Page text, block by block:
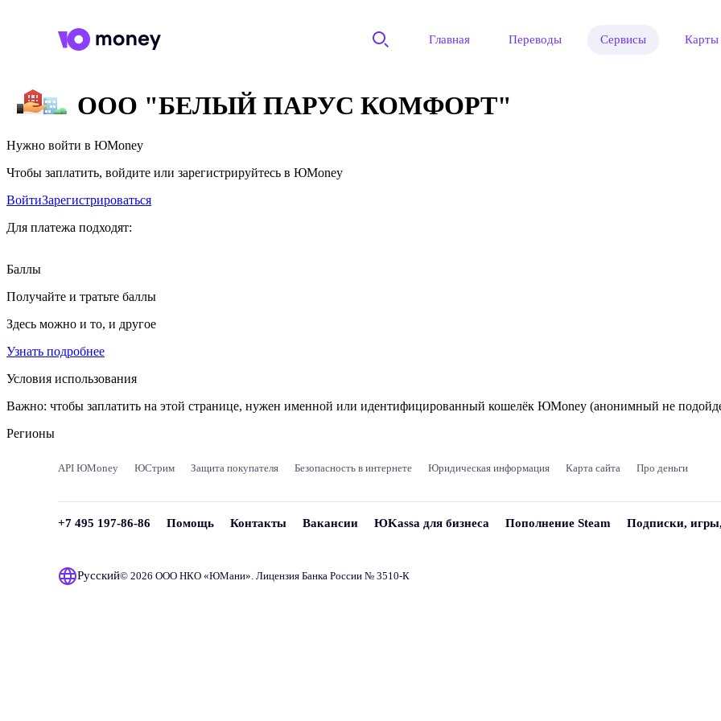
Главная Переводы Сервисы Карты
ООО "БЕЛЫЙ ПАРУС КОМФОРТ"
Нужно войти в ЮMoney
Чтобы заплатить, войдите или зарегистрируйтесь в ЮMoney
ВойтиЗарегистрироваться
Для платежа подходят:
Баллы
Получайте и тратьте баллы
Здесь можно и то, и другое
Узнать подробнее
Условия использования
Важно: чтобы заплатить на этой странице, нужен именной или идентифицированный кошелёк ЮMoney (анонимный не
Регионы
API ЮMoney ЮСтрим Защита покупателя Безопасность в интернете Юридическая информация Карта сайта Про деньги
+7 495 197-86-86 Помощь Контакты Вакансии ЮKassa для бизнеса Пополнение Steam Подписки,
Русский© 2026 ООО НКО «ЮМани». Лицензия Банка России № 3510‑К